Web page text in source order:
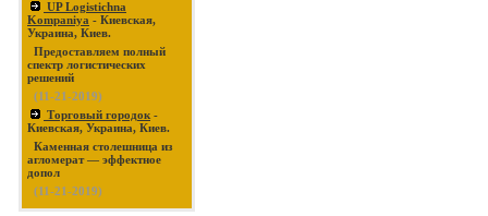
UP Logistichna
Kompaniya - Киевская,
Украина, Киев.
Предоставляем полный
спектр логистических
решений
(11-21-2019)
Торговый городок -
Киевская, Украина, Киев.
Каменная столешница из
агломерат — эффектное
допол
(11-21-2019)